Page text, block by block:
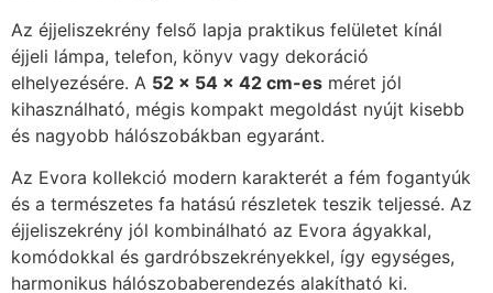
Az éjjeliszekrény felső lapja praktikus felületet kínál
éjjeli lámpa, telefon, könyv vagy dekoráció
elhelyezésére. A 52 × 54 × 42 cm-es méret jól
kihasználható, mégis kompakt megoldást nyújt kisebb
és nagyobb hálószobákban egyaránt.
Az Evora kollekció modern karakterét a fém fogantyúk
és a természetes fa hatású részletek teszik teljessé. Az
éjjeliszekrény jól kombinálható az Evora ágyakkal,
komódokkal és gardróbszekrényekkel, így egységes,
harmonikus hálószobaberendezés alakítható ki.